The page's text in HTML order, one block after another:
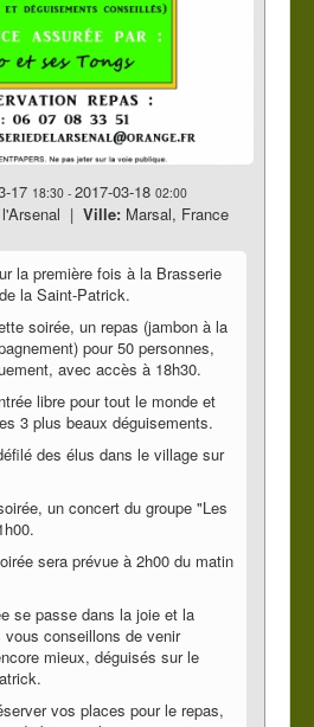
17 18:30 - 2017-03-18 02:00
| Ville:Marsal, France
la première fois à la Brasserie
la Saint-Patrick.
soirée, un repas (jambon à la
pour 50 personnes,
avec accès à 18h30.
libre pour tout le monde et
3 plus beaux déguisements.
des élus dans le village sur
un concert du groupe "Les
sera prévue à 2h00 du matin
se passe dans la joie et la
vous conseillons de venir
mieux, déguisés sur le
vos places pour le repas,